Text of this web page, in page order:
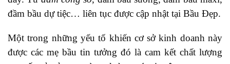
đầm bầu dự tiệc… liên tục được cập nhật tại Bầu Đẹp.
Một trong những yếu tố khiến cơ sở kinh doanh này
được các mẹ bầu tin tưởng đó là cam kết chất lượng